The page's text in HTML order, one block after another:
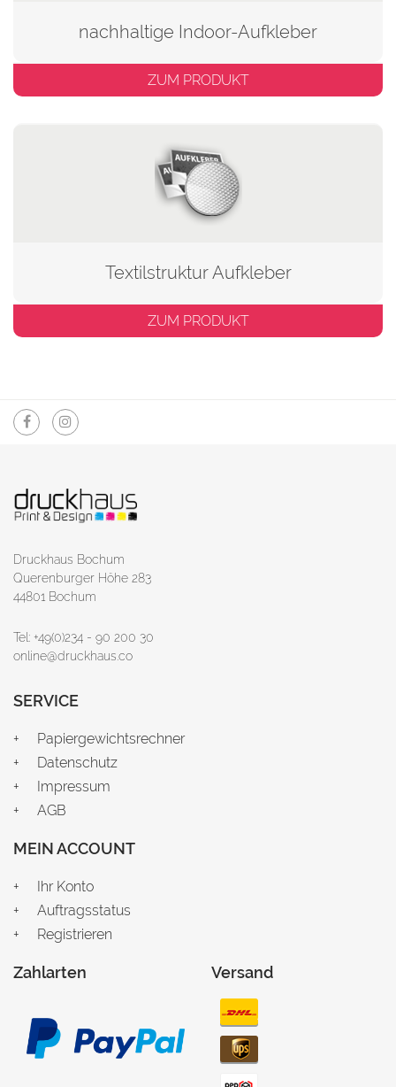
nachhaltige Indoor-Aufkleber
ZUM PRODUKT
Textilstruktur Aufkleber
ZUM PRODUKT
Druckhaus Bochum
Querenburger Höhe 283
44801 Bochum
Tel: +49(0)234 - 90 200 30
online@druckhaus.co
SERVICE
Papiergewichtsrechner
Datenschutz
Impressum
AGB
MEIN ACCOUNT
Ihr Konto
Auftragsstatus
Registrieren
Zahlarten Versand